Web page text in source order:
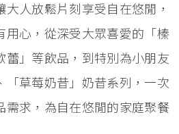
人放鬆片刻享受自在悠閒，
用心，從深受大眾喜愛的「榛
蕾」等飲品，到特別為小朋友
「草莓奶昔」奶昔系列，一次
需求，為自在悠閒的家庭聚餐